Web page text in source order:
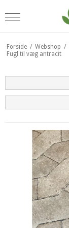
Forside / Webshop /
Fugl til væg antracit